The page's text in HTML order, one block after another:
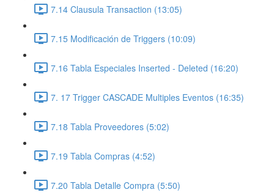
7.14 Clausula Transaction (13:05)
7.15 Modificación de Triggers (10:09)
7.16 Tabla Especiales Inserted - Deleted (16:20)
7. 17 Trigger CASCADE Multiples Eventos (16:35)
7.18 Tabla Proveedores (5:02)
7.19 Tabla Compras (4:52)
7.20 Tabla Detalle Compra (5:50)